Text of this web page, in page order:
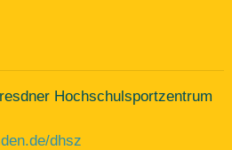
Hochschulsportzentrum
dhsz